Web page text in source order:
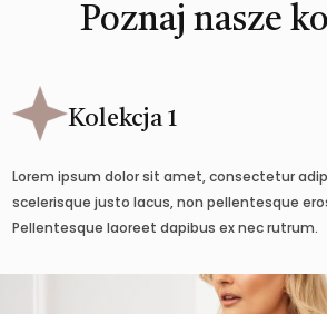
Poznaj nasze
Kolekcja 1
Lorem ipsum dolor sit amet, consectetur
scelerisque justo lacus, non pellentesque
Pellentesque laoreet dapibus ex nec rutrum.